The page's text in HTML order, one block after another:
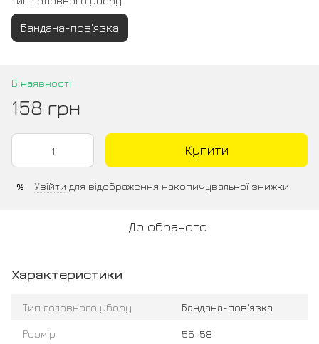
Бандана-пов'язка
В наявності
158 грн
Купити
% Увійти для відображення накопичувальної знижки
До обраного
Характеристики
Тип головного убору Бандана-пов'язка
Розмір 55-58